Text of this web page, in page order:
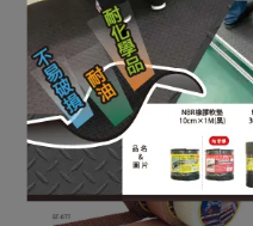
種場所，有效防滑或作為安
全行走指引，提升步行者安
全，大大降低滑倒等風險與
傷害。
NT$0
加入詢價車